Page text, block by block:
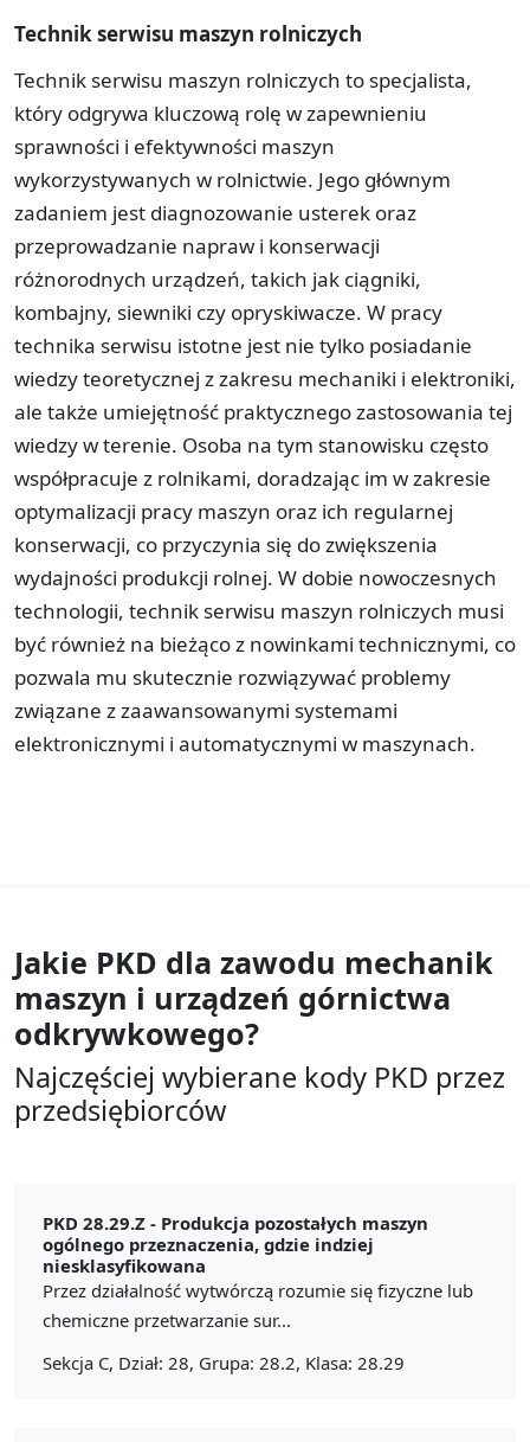
Technik serwisu maszyn rolniczych
Technik serwisu maszyn rolniczych to specjalista,
który odgrywa kluczową rolę w zapewnieniu
sprawności i efektywności maszyn
wykorzystywanych w rolnictwie. Jego głównym
zadaniem jest diagnozowanie usterek oraz
przeprowadzanie napraw i konserwacji
różnorodnych urządzeń, takich jak ciągniki,
kombajny, siewniki czy opryskiwacze. W pracy
technika serwisu istotne jest nie tylko posiadanie
wiedzy teoretycznej z zakresu mechaniki i elektroniki,
ale także umiejętność praktycznego zastosowania tej
wiedzy w terenie. Osoba na tym stanowisku często
współpracuje z rolnikami, doradzając im w zakresie
optymalizacji pracy maszyn oraz ich regularnej
konserwacji, co przyczynia się do zwiększenia
wydajności produkcji rolnej. W dobie nowoczesnych
technologii, technik serwisu maszyn rolniczych musi
być również na bieżąco z nowinkami technicznymi, co
pozwala mu skutecznie rozwiązywać problemy
związane z zaawansowanymi systemami
elektronicznymi i automatycznymi w maszynach.
Jakie PKD dla zawodu mechanik
maszyn i urządzeń górnictwa
odkrywkowego?
Najczęściej wybierane kody PKD przez
przedsiębiorców
PKD 28.29.Z - Produkcja pozostałych maszyn
ogólnego przeznaczenia, gdzie indziej
niesklasyfikowana
Przez działalność wytwórczą rozumie się fizyczne lub
chemiczne przetwarzanie sur...
Sekcja C, Dział: 28, Grupa: 28.2, Klasa: 28.29